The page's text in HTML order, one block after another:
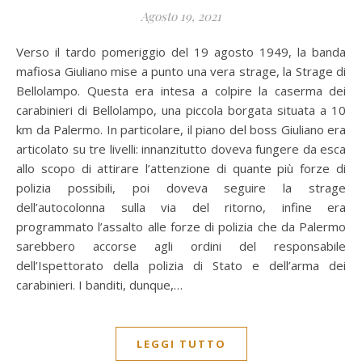
Agosto 19, 2021
Verso il tardo pomeriggio del 19 agosto 1949, la banda
mafiosa Giuliano mise a punto una vera strage, la Strage di
Bellolampo. Questa era intesa a colpire la caserma dei
carabinieri di Bellolampo, una piccola borgata situata a 10
km da Palermo. In particolare, il piano del boss Giuliano era
articolato su tre livelli: innanzitutto doveva fungere da esca
allo scopo di attirare l’attenzione di quante più forze di
polizia possibili, poi doveva seguire la strage
dell’autocolonna sulla via del ritorno, infine era
programmato l’assalto alle forze di polizia che da Palermo
sarebbero accorse agli ordini del responsabile
dell’Ispettorato della polizia di Stato e dell’arma dei
carabinieri. I banditi, dunque,…
LEGGI TUTTO